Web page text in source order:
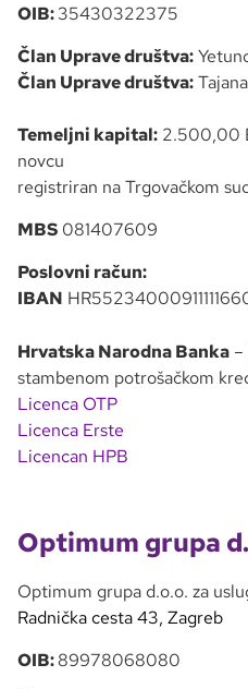
OIB:35430322375
Član Uprave društva:
Član Uprave društva:
Temeljni kapital: 2.500,00
novcu
registriran na Trgovačkom
MBS 081407609
Poslovni račun:
IBAN
Hrvatska Narodna Banka
stambenom potrošačkom
Licenca OTP
Licenca Erste
Licencan HPB
Optimum grupa
Optimum grupa d.o.o. za
Radnička cesta 43, Zagreb
OIB:89978068080